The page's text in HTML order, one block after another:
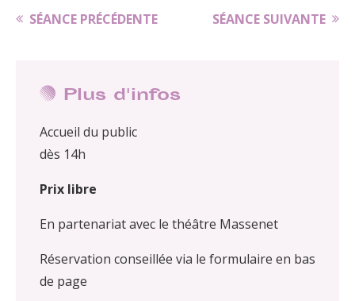
SÉANCE PRÉCÉDENTE SÉANCE SUIVANTE
Plus d'infos
Accueil du public
dès 14h
Prix libre
En partenariat avec le théâtre Massenet
Réservation conseillée via le formulaire en bas
de page